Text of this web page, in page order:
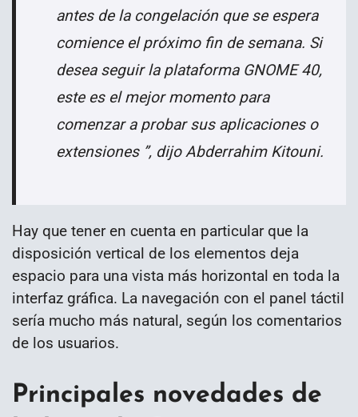
antes de la congelación que se espera
comience el próximo fin de semana. Si
desea seguir la plataforma GNOME 40,
este es el mejor momento para
comenzar a probar sus aplicaciones o
extensiones ”, dijo Abderrahim Kitouni.
Hay que tener en cuenta en particular que la
disposición vertical de los elementos deja
espacio para una vista más horizontal en toda la
interfaz gráfica. La navegación con el panel táctil
sería mucho más natural, según los comentarios
de los usuarios.
Principales novedades de